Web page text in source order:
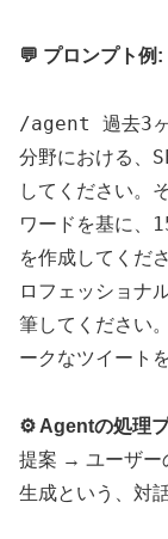
💬 プロンプト例:
/agent 過去3ヶ
分野における、
してください。
ワードを基に、
を作成してくだ
ロフェッショナ
筆してください
ークなツイート
⚙️ Agentの処理
提案 → ユーザー
生成という、対